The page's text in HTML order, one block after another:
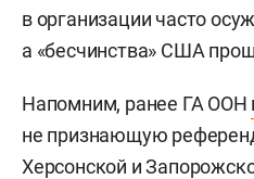
в организации часто
а «бесчинства» США
Напомним, ранее ГА ООН
не признающую
Херсонской и